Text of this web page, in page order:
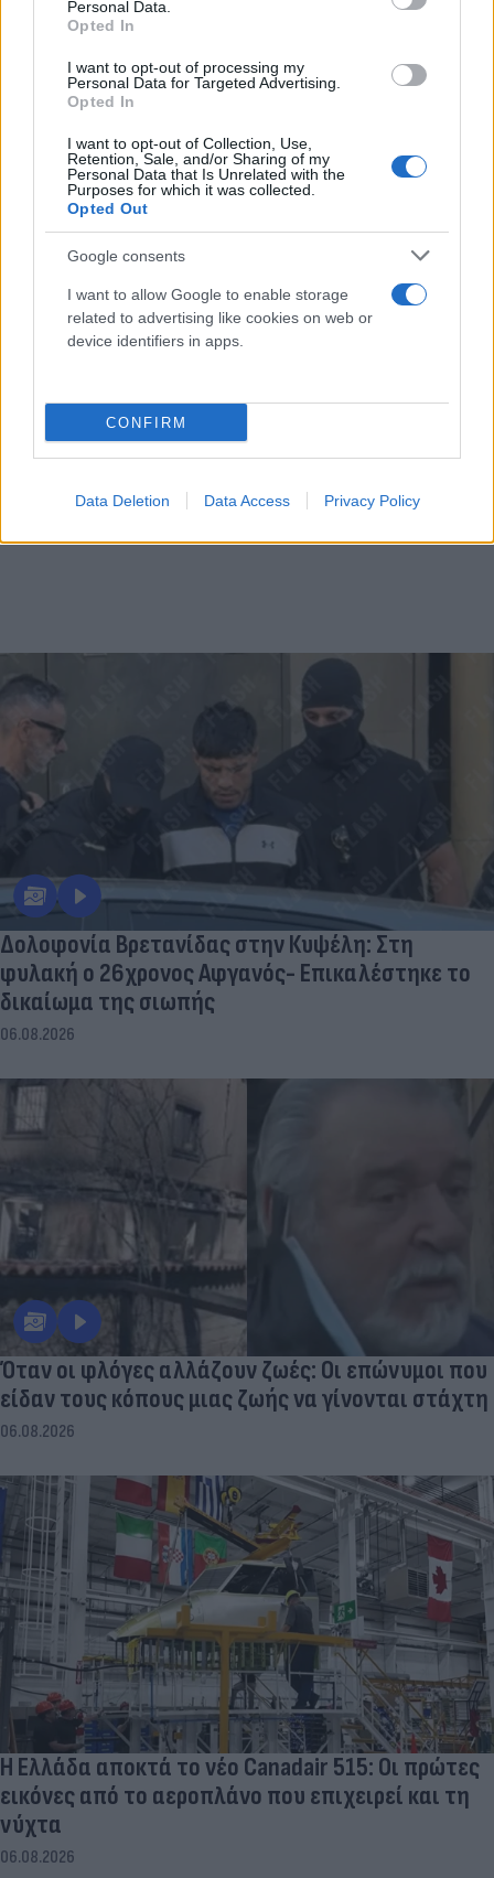
Personal Data.
Opted In
I want to opt-out of processing my
Personal Data for Targeted Advertising.
Opted In
I want to opt-out of Collection, Use,
Retention, Sale, and/or Sharing of my
Personal Data that Is Unrelated with the
Purposes for which it was collected.
Opted Out
Google consents
I want to allow Google to enable storage
related to advertising like cookies on web or
device identifiers in apps.
CONFIRM
Data Deletion Data Access Privacy Policy
Breitbart: «Ο Τραμπ θα μείνει στην Ιστορία
αν συμβάλλει στην επιστροφή των
Γλυπτών του Παρθενώνα»
06.08.2026
Δολοφονία Βρετανίδας στην Κυψέλη: Στη
φυλακή ο 26χρονος Αφγανός- Επικαλέστηκε το
δικαίωμα της σιωπής
06.08.2026
Όταν οι φλόγες αλλάζουν ζωές: Οι επώνυμοι που
είδαν τους κόπους μιας ζωής να γίνονται στάχτη
06.08.2026
Η Ελλάδα αποκτά το νέο Canadair 515: Οι πρώτες
εικόνες από το αεροπλάνο που επιχειρεί και τη
νύχτα
06.08.2026